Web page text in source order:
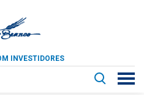
INVESTIDORES